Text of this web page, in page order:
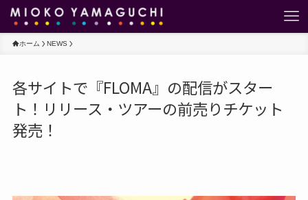
ホーム NEWS
各サイトで『FLOMA』の配信がスター
ト！リリース・ツアーの前売りチケット
発売！